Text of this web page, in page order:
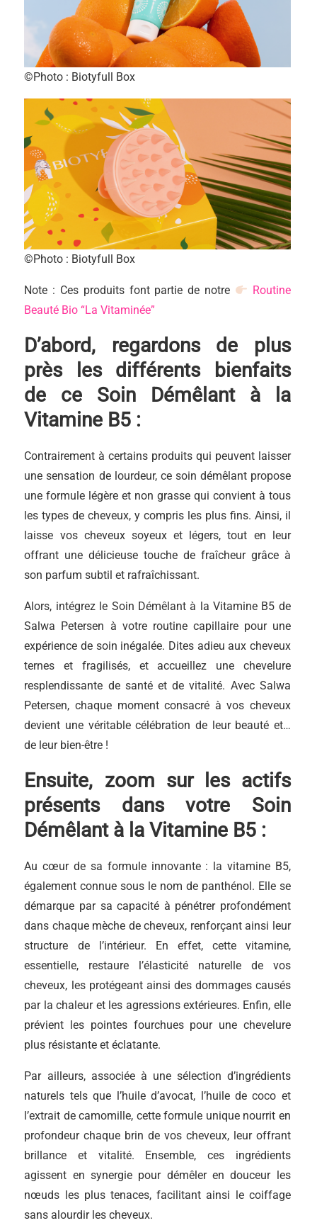
©Photo : Biotyfull Box
©Photo : Biotyfull Box
Note : Ces produits font partie de notre
Routine
Beauté Bio “La Vitaminée”
D’abord, regardons de plus
près les différents bienfaits
de ce Soin Démêlant à la
Vitamine B5 :
Contrairement à certains produits qui peuvent laisser
une sensation de lourdeur, ce soin démêlant propose
une formule légère et non grasse qui convient à tous
les types de cheveux, y compris les plus fins. Ainsi, il
laisse vos cheveux soyeux et légers, tout en leur
offrant une délicieuse touche de fraîcheur grâce à
son parfum subtil et rafraîchissant.
Alors, intégrez le Soin Démêlant à la Vitamine B5 de
Salwa Petersen à votre routine capillaire pour une
expérience de soin inégalée. Dites adieu aux cheveux
ternes et fragilisés, et accueillez une chevelure
resplendissante de santé et de vitalité. Avec Salwa
Petersen, chaque moment consacré à vos cheveux
devient une véritable célébration de leur beauté et…
de leur bien-être !
Ensuite, zoom sur les actifs
présents dans votre Soin
Démêlant à la Vitamine B5 :
Au cœur de sa formule innovante : la vitamine B5,
également connue sous le nom de panthénol. Elle se
démarque par sa capacité à pénétrer profondément
dans chaque mèche de cheveux, renforçant ainsi leur
structure de l’intérieur. En effet, cette vitamine,
essentielle, restaure l’élasticité naturelle de vos
cheveux, les protégeant ainsi des dommages causés
par la chaleur et les agressions extérieures. Enfin, elle
prévient les pointes fourchues pour une chevelure
plus résistante et éclatante.
Par ailleurs, associée à une sélection d’ingrédients
naturels tels que l’huile d’avocat, l’huile de coco et
l’extrait de camomille, cette formule unique nourrit en
profondeur chaque brin de vos cheveux, leur offrant
brillance et vitalité. Ensemble, ces ingrédients
agissent en synergie pour démêler en douceur les
nœuds les plus tenaces, facilitant ainsi le coiffage
sans alourdir les cheveux.